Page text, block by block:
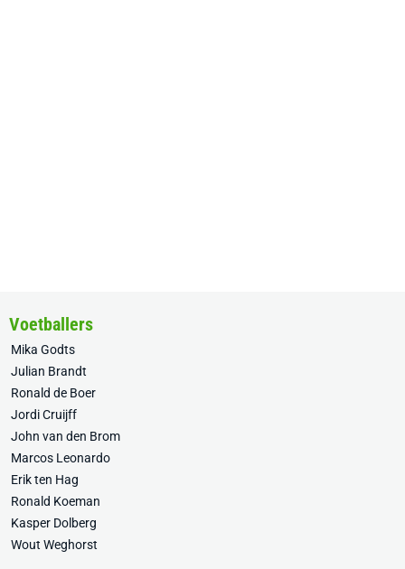
Voetballers
Mika Godts
Julian Brandt
Ronald de Boer
Jordi Cruijff
John van den Brom
Marcos Leonardo
Erik ten Hag
Ronald Koeman
Kasper Dolberg
Wout Weghorst